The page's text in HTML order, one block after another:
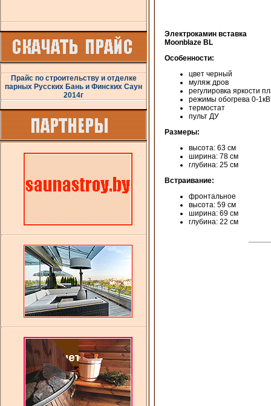
Прайс по строительству и отделке
парных Русских Бань и Финских Саун
2014г
Электрокамин вставка
Moonblaze BL
Особенности:
цвет черный
муляж дров
регулировка яркости
режимы обогрева 0-
термостат
пульт ДУ
Размеры:
высота: 63 см
ширина: 78 см
глубина: 25 см
Встраивание:
фронтальное
высота: 59 см
ширина: 69 см
глубина: 22 см